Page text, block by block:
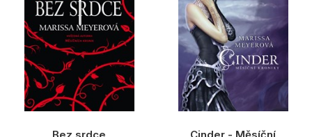
Hobby
Jazyky
Kalendáře
Komiks